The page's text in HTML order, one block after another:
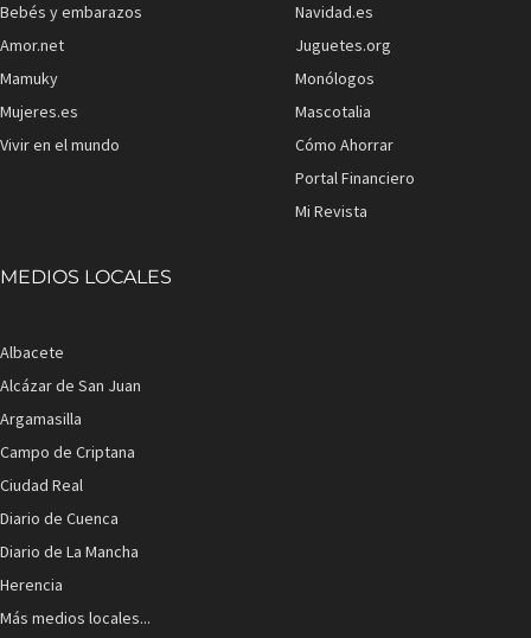
Bebés y embarazos
Amor.net
Mamuky
Mujeres.es
Vivir en el mundo
Navidad.es
Juguetes.org
Monólogos
Mascotalia
Cómo Ahorrar
Portal Financiero
Mi Revista
MEDIOS LOCALES
Albacete
Alcázar de San Juan
Argamasilla
Campo de Criptana
Ciudad Real
Diario de Cuenca
Diario de La Mancha
Herencia
Más medios locales...